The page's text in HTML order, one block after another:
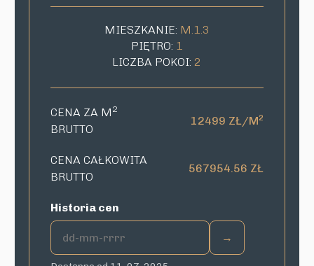
MIESZKANIE: M.1.3
PIĘTRO: 1
LICZBA POKOI: 2
CENA ZA M 2
BRUTTO
12499 ZŁ/M2
CENA CAŁKOWITA
BRUTTO
567954.56 ZŁ
Historia cen
→